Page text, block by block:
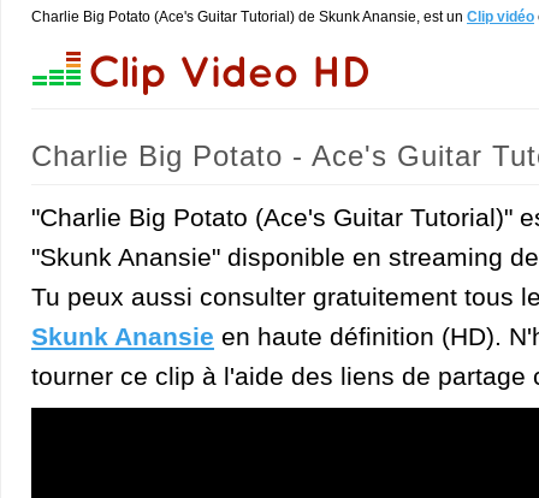
Charlie Big Potato (Ace's Guitar Tutorial) de Skunk Anansie, est un Clip vidéo
Charlie Big Potato - Ace's Guitar
"Charlie Big Potato (Ace's Guitar Tutorial)"
"Skunk Anansie" disponible en streaming
Tu peux aussi consulter gratuitement tous
Skunk Anansie en haute définition (HD).
tourner ce clip à l'aide des liens de partage